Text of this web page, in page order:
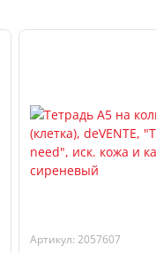
Артикул: 2057607